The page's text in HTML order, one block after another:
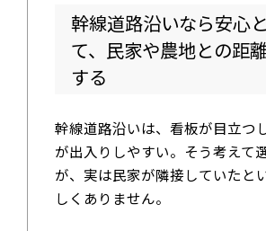
幹線道路沿いなら安心
て、民家や農地との距
する
幹線道路沿いは、看板が目立つ
が出入りしやすい。そう考えて
が、実は民家が隣接していたと
しくありません。